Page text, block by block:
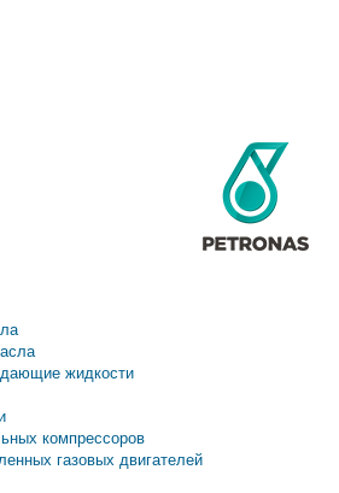
жидкости
компрессоров
газовых двигателей